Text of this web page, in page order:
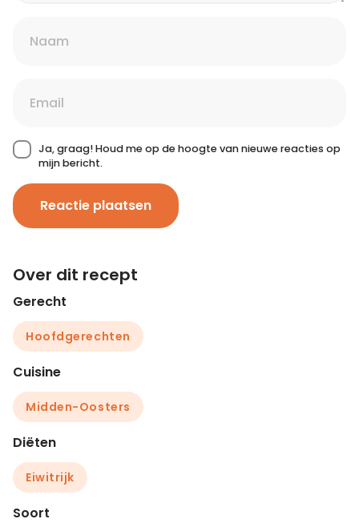
Ja, graag! Houd me op de hoogte van nieuwe reacties op
mijn bericht.
Reactie plaatsen
Over dit recept
Gerecht
Hoofdgerechten
Cuisine
Midden-Oosters
Diëten
Eiwitrijk
Soort